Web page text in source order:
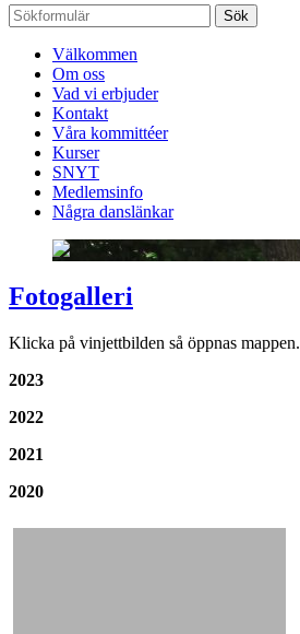
Sök
Välkommen
Om oss
Vad vi erbjuder
Kontakt
Våra kommittéer
Kurser
SNYT
Medlemsinfo
Några danslänkar
Fotogalleri
Klicka på vinjettbilden så öppnas mappen.
2023
2022
2021
2020